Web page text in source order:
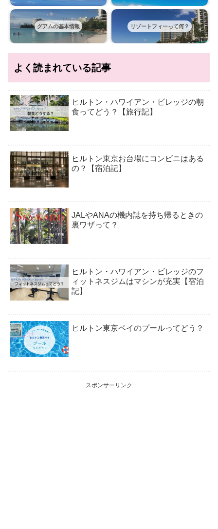
グアムの基本情報 リゾートフィーって何？
よく読まれている記事
ヒルトン・ハワイアン・ビレッジの朝
食ってどう？【旅行記】
ヒルトン東京お台場にコンビニはある
の？【宿泊記】
JALやANAの機内誌を持ち帰るときの
裏ワザって？
ヒルトン・ハワイアン・ビレッジのフ
ィットネスジムはマシンが充実【宿泊
記】
ヒルトン東京ベイのプールってどう？
スポンサーリンク